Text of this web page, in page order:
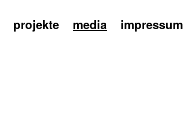
projekte media impressum